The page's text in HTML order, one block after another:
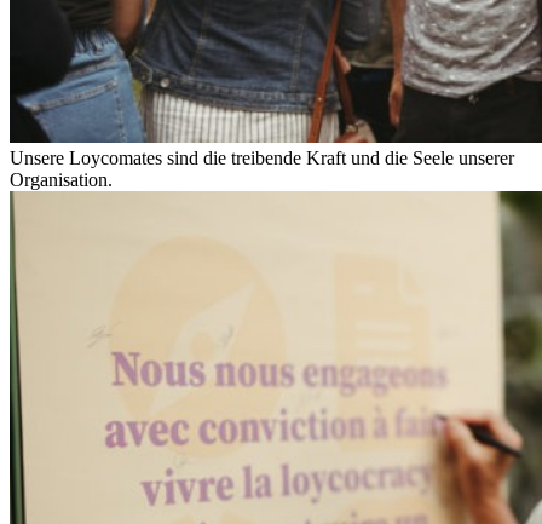
Unsere Loycomates sind die treibende Kraft und die Seele unserer
Organisation.